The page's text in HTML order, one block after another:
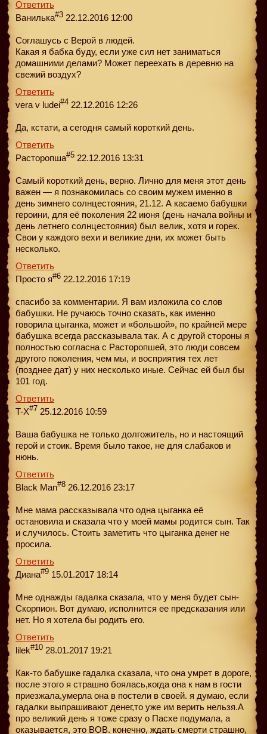
Ответить
Ванилька#3 22.12.2016 12:00
Соглашусь с Верой в людей.
Какая я бабка буду, если уже сил нет заниматься
домашними делами? Может переехать в деревню на
свежий воздух?
Ответить
vera v ludei#4 22.12.2016 12:26
Да, кстати, а сегодня самый короткий день.
Ответить
Pасторопша#5 22.12.2016 13:31
Самый короткий день, верно. Лично для меня этот день
важен — я познакомилась со своим мужем именно в
день зимнего солнцестояния, 21.12. А касаемо бабушки
героини, для её поколения 22 июня (день начала войны и
день летнего солнцестояния) был велик, хотя и горек.
Свои у каждого вехи и великие дни, их может быть
несколько.
Ответить
Просто я#6 22.12.2016 17:19
спасибо за комментарии. Я вам изложила со слов
бабушки. Не ручаюсь точно сказать, как именно
говорила цыганка, может и «большой», по крайней мере
бабушка всегда рассказывала так. А с другой стороны я
полностью согласна с Расторопшей, это люди совсем
другого поколения, чем мы, и восприятия тех лет
(позднее дат) у них несколько иные. Сейчас ей был бы
101 год.
Ответить
T-X#7 25.12.2016 10:59
Ваша бабушка не только долгожитель, но и настоящий
герой и стоик. Время было такое, не для слабаков и
нюнь.
Ответить
Black Man#8 26.12.2016 23:17
Мне мама рассказывала что одна цыганка её
остановила и сказала что у моей мамы родится сын. Так
и случилось. Стоить заметить что цыганка денег не
просила.
Ответить
Диана#9 15.01.2017 18:14
Мне однажды гадалка сказала, что у меня будет сын-
Cкорпион. Вот думаю, исполнится ее предсказания или
нет. Но я хотела бы родить его.
Ответить
lilek#10 28.01.2017 19:21
Как-то бабушке гадалка сказала, что она умрет в дороге,
после этого я страшно боялась,когда она к нам в гости
приезжала,умерла она в постели в своей. я думаю, если
гадалки выпрашивают денег,то уже им верить нельзя.А
про великий день я тоже сразу о Пасхе подумала, а
оказывается, это ВОВ. конечно, ждать смерти страшно,